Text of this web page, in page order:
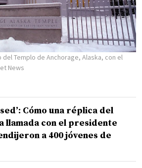
Templo de Anchorage, Alaska, con el
News
Cómo una réplica del
llamada con el presidente
a 400 jóvenes de